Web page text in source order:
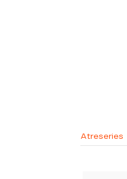
Atreseries